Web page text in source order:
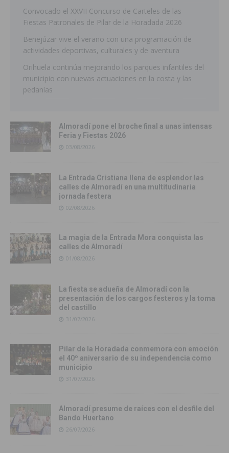
Convocado el XXVII Concurso de Carteles de las
Fiestas Patronales de Pilar de la Horadada 2026
Benejúzar vive el verano con una programación de
actividades deportivas, culturales y de aventura
Orihuela continúa mejorando los parques infantiles del
municipio con nuevas actuaciones en la costa y las
pedanías
Almoradí pone el broche final a unas intensas
Feria y Fiestas 2026
03/08/2026
La Entrada Cristiana llena de esplendor las
calles de Almoradí en una multitudinaria
jornada festera
02/08/2026
La magia de la Entrada Mora conquista las
calles de Almoradí
01/08/2026
La fiesta se adueña de Almoradí con la
presentación de los cargos festeros y la toma
del castillo
31/07/2026
Pilar de la Horadada conmemora con emoción
el 40º aniversario de su independencia como
municipio
31/07/2026
Almoradí presume de raíces con el desfile del
Bando Huertano
26/07/2026